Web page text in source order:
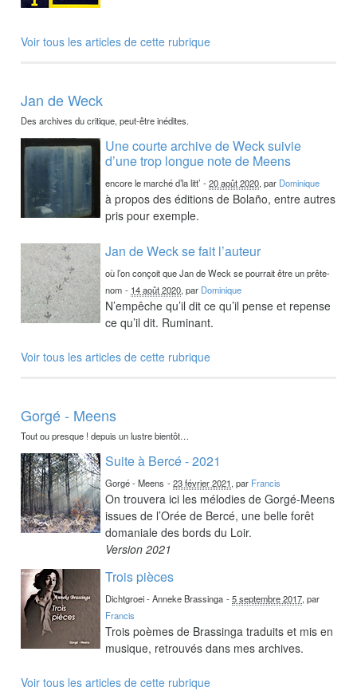
Voir tous les articles de cette rubrique
Jan de Weck
Des archives du critique, peut-être inédites.
Une courte archive de Weck suivie
d’une trop longue note de Meens
encore le marché d’la litt’ -20 août 2020, par Dominique
à propos des éditions de Bolaño, entre autres
pris pour exemple.
Jan de Weck se fait l’auteur
où l’on conçoit que Jan de Weck se pourrait être un prête-
nom - 14 août 2020, par Dominique
N’empêche qu’il dit ce qu’il pense et repense
ce qu’il dit. Ruminant.
Voir tous les articles de cette rubrique
Gorgé - Meens
Tout ou presque ! depuis un lustre bientôt…
Suite à Bercé - 2021
Gorgé - Meens -23 février 2021, par Francis
On trouvera ici les mélodies de Gorgé-Meens
issues de l’Orée de Bercé, une belle forêt
domaniale des bords du Loir.
Version 2021
Trois pièces
Dichtgroei - Anneke Brassinga -5 septembre 2017, par
Francis
Trois poèmes de Brassinga traduits et mis en
musique, retrouvés dans mes archives.
Voir tous les articles de cette rubrique